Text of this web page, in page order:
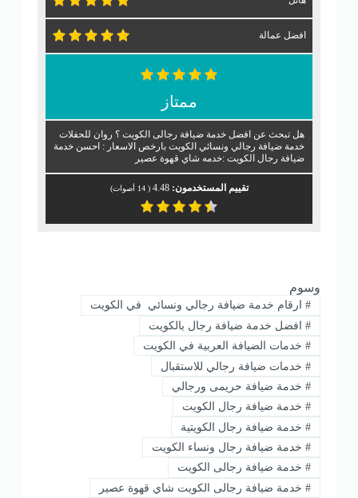
افضل عمالة
ممتاز
هل تبحث عن افضل خدمة ضيافة رجالى الكويت ؟ روان للحفلات
خدمة ضيافة رجالي ونسائي الكويت بارخص الاسعار : احسن خدمة
ضيافة رجال الكويت :خدمه شاي قهوة عصير
تقييم المستخدمون:4.48
(
14 أصوات)
وسوم
#ارقام خدمة ضيافة رجالي ونسائي في الكويت
#افضل خدمة ضيافة رجال بالكويت
#خدمات الضيافة العربية في الكويت
#خدمات ضيافة رجالي للاستقبال
#خدمة ضيافة حريمى ورجالي
#خدمة ضيافة رجال الكويت
#خدمة ضيافة رجال الكويتية
#خدمة ضيافة رجال ونساء الكويت
#خدمة ضيافة رجالى الكويت
#خدمة ضيافة رجالى الكويت شاي قهوة عصير